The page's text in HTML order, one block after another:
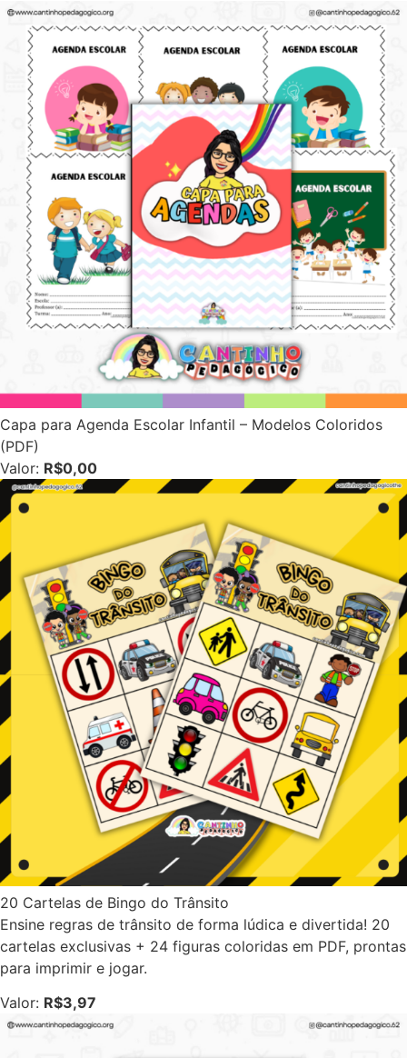
Capa para Agenda Escolar Infantil – Modelos Coloridos
(PDF)
Valor: R$0,00
20 Cartelas de Bingo do Trânsito
Ensine regras de trânsito de forma lúdica e divertida! 20
cartelas exclusivas + 24 figuras coloridas em PDF, prontas
para imprimir e jogar.
Valor: R$3,97